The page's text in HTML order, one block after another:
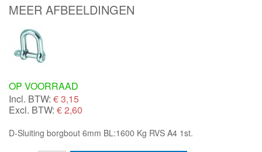
MEER AFBEELDINGEN
OP VOORRAAD
Incl. BTW: €3,15
Excl. BTW: € 2,60
D-Sluiting borgbout 6mm BL:1600 Kg RVS A4 1st.